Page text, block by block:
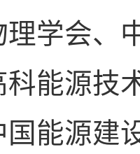
理学会、
科能源技
国能源建